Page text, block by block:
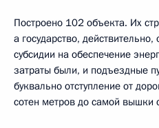
Построено 102 объекта. Их
а государство,
субсидии на обеспечение
затраты были, и подъездные
буквально отступление от
сотен метров до самой вышки